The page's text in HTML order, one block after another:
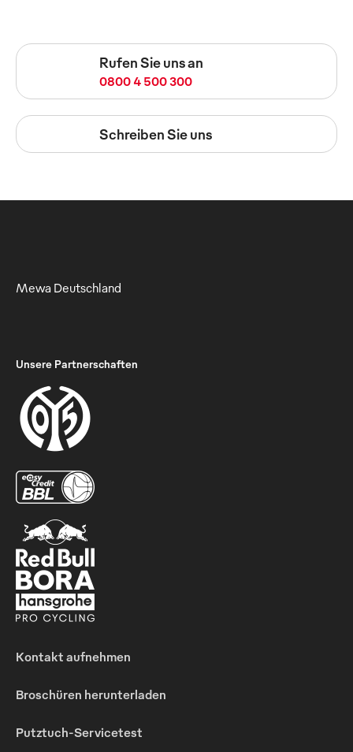
Rufen Sie uns an
0800 4 500 300
Schreiben Sie uns
Mewa Deutschland
Unsere Partnerschaften
Kontakt aufnehmen
Broschüren herunterladen
Putztuch-Servicetest